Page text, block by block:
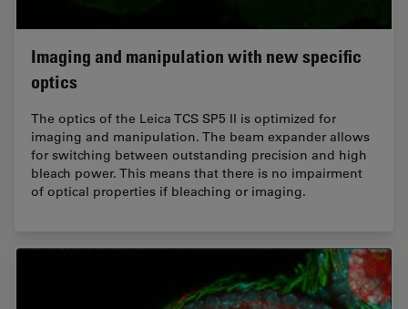
Imaging and manipulation with new specific
optics
The optics of the Leica TCS SP5 II is optimized for
imaging and manipulation. The beam expander allows
for switching between outstanding precision and high
bleach power. This means that there is no impairment
of optical properties if bleaching or imaging.